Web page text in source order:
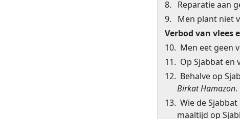
8. Reparatie aan
9. Men plant niet
Verbod van vlees
10. Men eet geen
11. Op Sjabbat en
12. Behalve op
Birkat Hamazon.
13. Wie de
maaltijd op